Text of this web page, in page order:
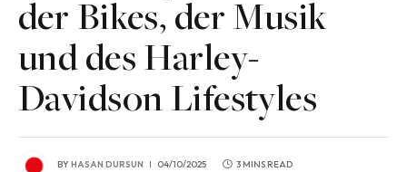
der Bikes, der Musik
und des Harley-
Davidson Lifestyles
BYHASAN DURSUN 04/10/2025 3 MINS READ